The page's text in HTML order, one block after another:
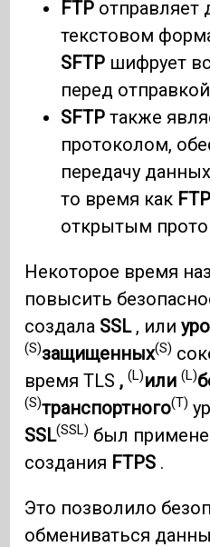
FTP отправляет
текстовом
SFTP шифрует
перед
SFTP также
протоколом,
передачу
то время как FTP
открытым
Некоторое время
повысить
создала SSL, или
(S)защищенных(S)
время TLS ,(L)или(L)
(S)транспортного(T)
SSL(SSL) был
создания FTPS .
Это позволило
обмениваться